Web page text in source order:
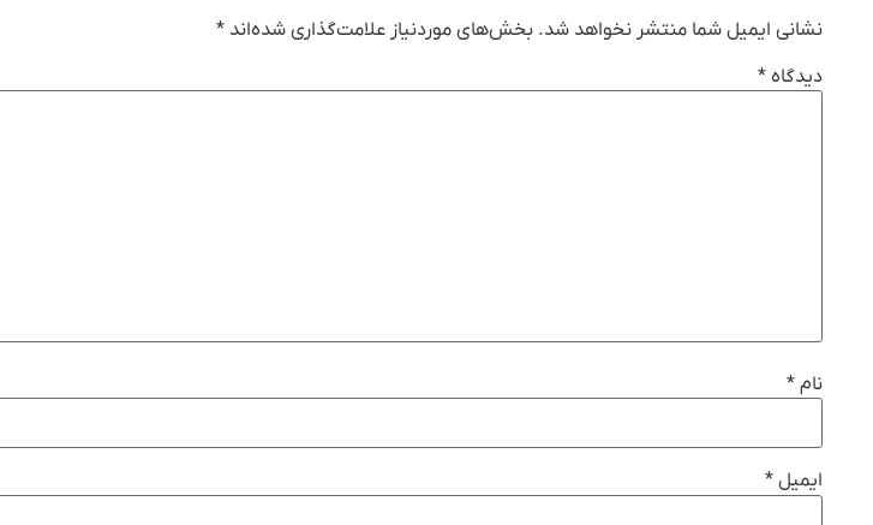
نشانی ایمیل شما منتشر نخواهد شد. بخش‌های موردنیاز علامت‌گذاری شده‌اند *
دیدگاه *
نام *
ایمیل *